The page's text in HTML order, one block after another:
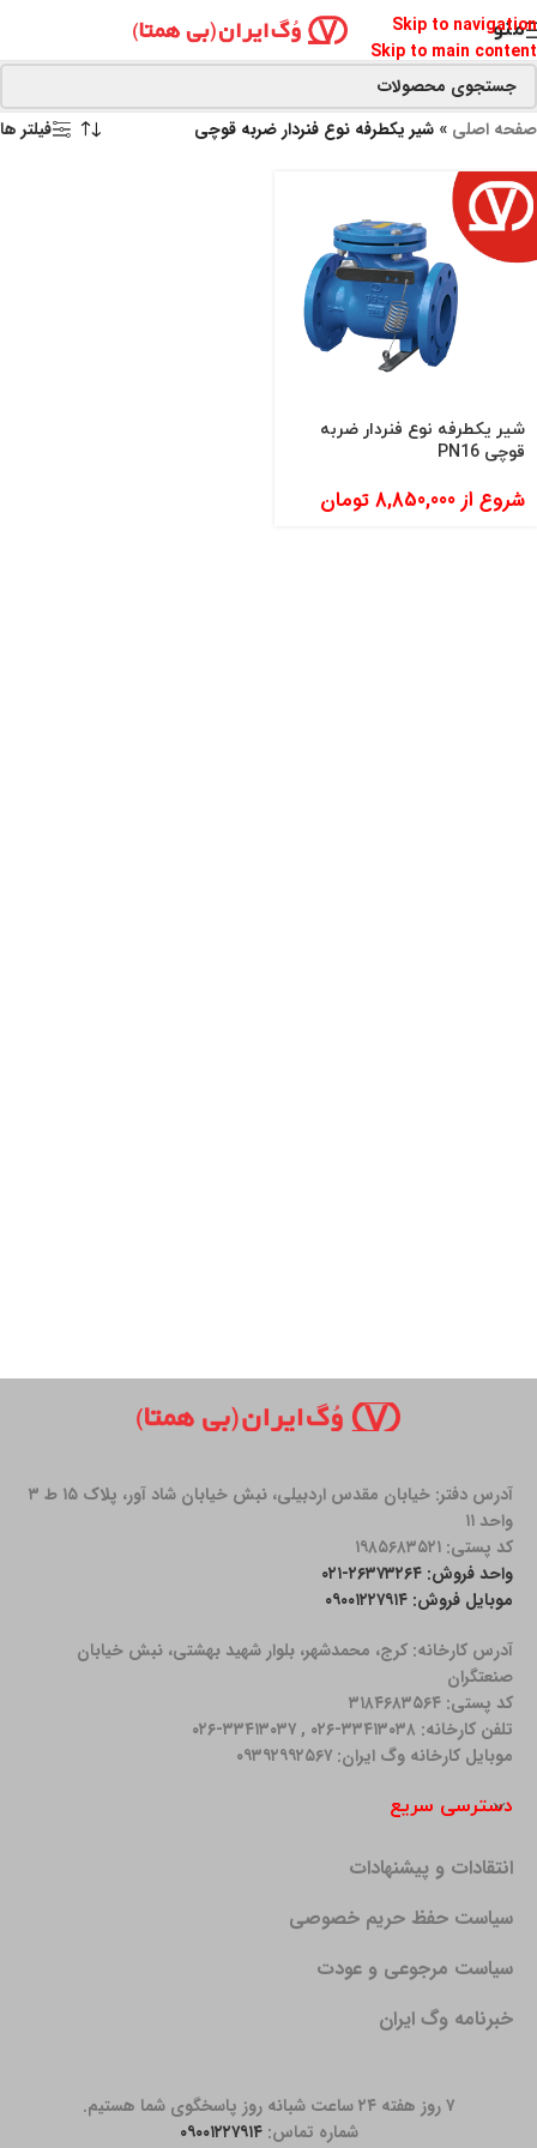
Skip to navigation
Skip to main content
منو
صفحه اصلی » شیر یکطرفه نوع فنردار ضربه قوچی فیلتر ها
شیر یکطرفه نوع فنردار ضربه
قوچی PN16
شروع از8,850,000 تومان
آدرس دفتر: خیابان مقدس اردبیلی، نبش خیابان شاد آور، پلاک ۱۵ ط ۳
واحد ۱۱
کد پستی: ۱۹۸۵۶۸۳۵۲۱
واحد فروش: ۲۶۳۷۳۲۶۴-۰۲۱
موبایل فروش: ۰۹۰۰۱۲۲۷۹۱۴
آدرس کارخانه: كرج، محمدشهر، بلوار شهید بهشتی، نبش خیابان
صنعتگران
کد پستی: ۳۱۸۴۶۸۳۵۶۴
تلفن کارخانه: ۳۳۴۱۳۰۳۸-۰۲۶ , ۳۳۴۱۳۰۳۷-۰۲۶
موبایل کارخانه وگ ایران: ۰۹۳۹۲۹۹۲۵۶۷
دسترسی سریع
انتقادات و پیشنهادات
سیاست حفظ حریم خصوصی
سیاست مرجوعی و عودت
خبرنامه وگ ایران
۷ روز هفته ۲۴ ساعت شبانه روز پاسخگوی شما هستیم.
شماره تماس:۰۹۰۰۱۲۲۷۹۱۴